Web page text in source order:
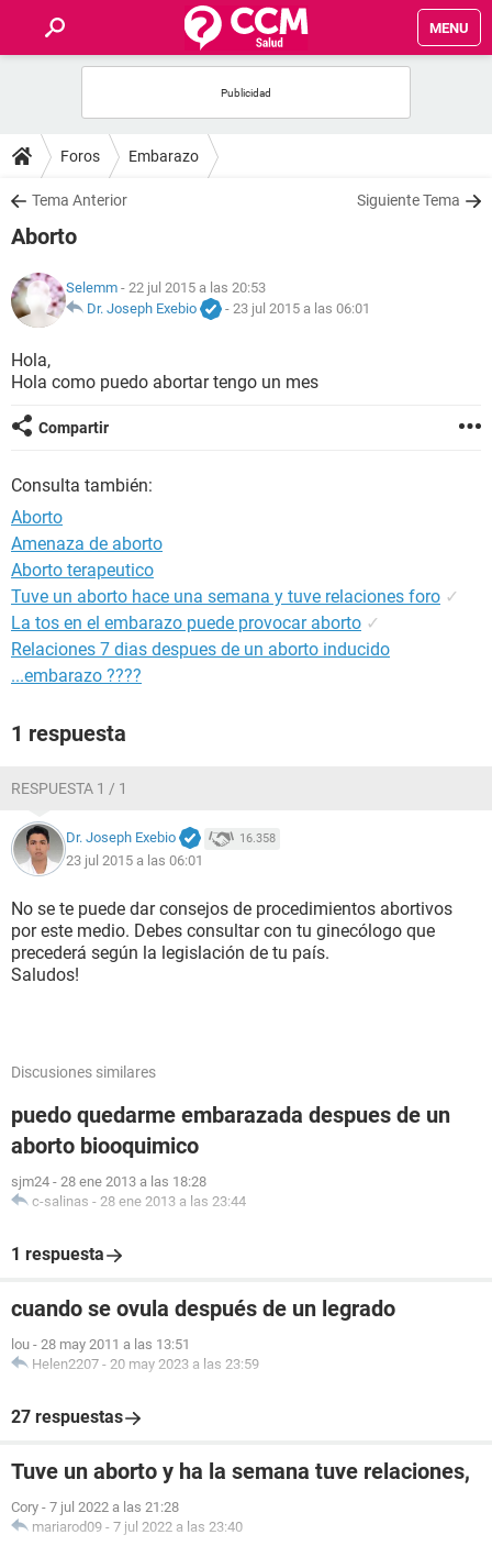
MENU
FOROS
SALUD
NUTRICIÓN
BIENESTAR
SEXUALIDAD
GLOSARIO
Foros Embarazo
Tema Anterior Siguiente Tema
Aborto
Selemm - 22 jul 2015 a las 20:53
Dr. Joseph Exebio
- 23 jul 2015 a las 06:01
Hola,
Hola como puedo abortar tengo un mes
Compartir
Consulta también:
Aborto
Amenaza de aborto
Aborto terapeutico
Tuve un aborto hace una semana y tuve relaciones foro ✓
La tos en el embarazo puede provocar aborto ✓
Relaciones 7 dias despues de un aborto inducido
...embarazo ????
1 respuesta
RESPUESTA 1 / 1
Dr. Joseph Exebio 16.358
23 jul 2015 a las 06:01
No se te puede dar consejos de procedimientos abortivos
por este medio. Debes consultar con tu ginecólogo que
precederá según la legislación de tu país.
Saludos!
Discusiones similares
puedo quedarme embarazada despues de un
aborto biooquimico
sjm24 - 28 ene 2013 a las 18:28
c-salinas - 28 ene 2013 a las 23:44
1 respuesta
cuando se ovula después de un legrado
lou - 28 may 2011 a las 13:51
Helen2207 - 20 may 2023 a las 23:59
27 respuestas
Tuve un aborto y ha la semana tuve relaciones,
Cory - 7 jul 2022 a las 21:28
mariarod09 - 7 jul 2022 a las 23:40